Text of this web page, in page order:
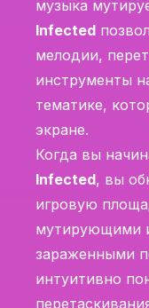
музыка
Infected
мелодии,
инструменты
тематике,
экране.
Когда вы
Infected, вы
игровую
мутирующими
зараженными
интуитивно